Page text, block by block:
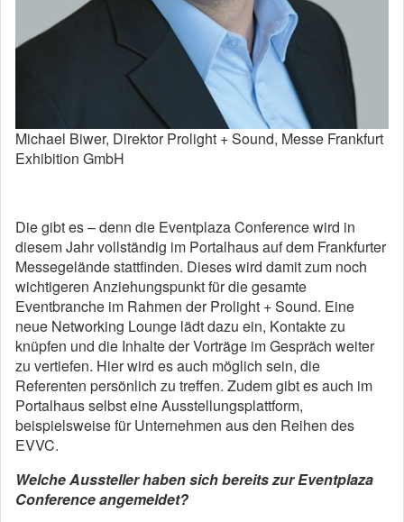
Michael Biwer, Direktor Prolight + Sound, Messe Frankfurt
Exhibition GmbH
Die gibt es – denn die Eventplaza Conference wird in
diesem Jahr vollständig im Portalhaus auf dem Frankfurter
Messegelände stattfinden. Dieses wird damit zum noch
wichtigeren Anziehungspunkt für die gesamte
Eventbranche im Rahmen der Prolight + Sound. Eine
neue Networking Lounge lädt dazu ein, Kontakte zu
knüpfen und die Inhalte der Vorträge im Gespräch weiter
zu vertiefen. Hier wird es auch möglich sein, die
Referenten persönlich zu treffen. Zudem gibt es auch im
Portalhaus selbst eine Ausstellungsplattform,
beispielsweise für Unternehmen aus den Reihen des
EVVC.
Welche Aussteller haben sich bereits zur Eventplaza
Conference angemeldet?